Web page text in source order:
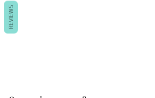
REVIEWS